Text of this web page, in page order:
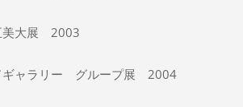
大展 2003
ギャラリー グループ展 2004